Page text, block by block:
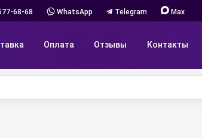
68-68 WhatsApp Telegram Max
Оплата Отзывы Контакты